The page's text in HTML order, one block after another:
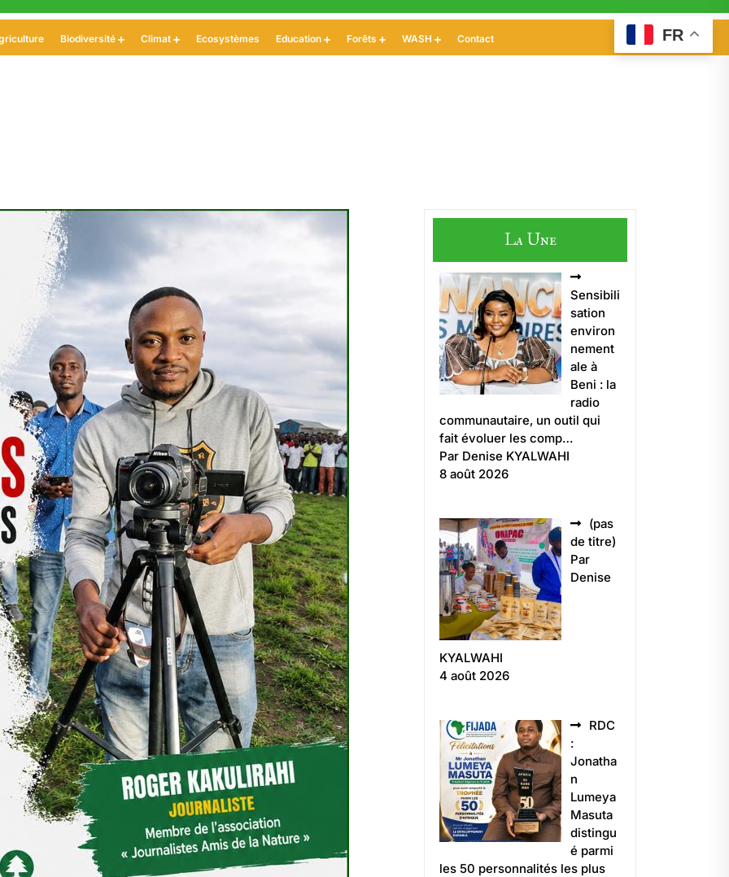
Biodiversité Climat Ecosystèmes Education Forêts WASH Contact
La Une
Sensibili
sation
environ
nement
ale à
Beni : la
radio
communautaire, un outil qui
fait évoluer les comp…
Par Denise KYALWAHI
8 août 2026
(pas
de titre)
Par
Denise
KYALWAHI
4 août 2026
RDC
:
Jonatha
n
Lumeya
Masuta
distingu
é parmi
les 50 personnalités les plus
FR